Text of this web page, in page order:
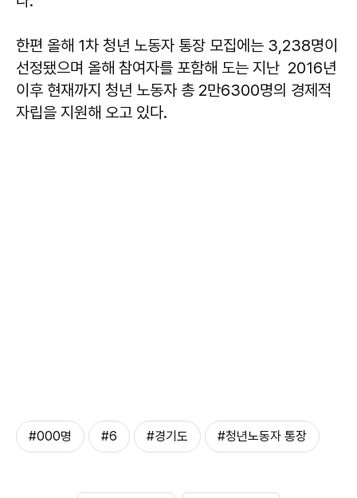
한편 올해 1차 청년 노동자 통장 모집에는 3,238명이
선정됐으며 올해 참여자를 포함해 도는 지난 2016년
이후 현재까지 청년 노동자 총 2만6300명의 경제적
자립을 지원해 오고 있다.
#000명 #6 #경기도 #청년노동자 통장